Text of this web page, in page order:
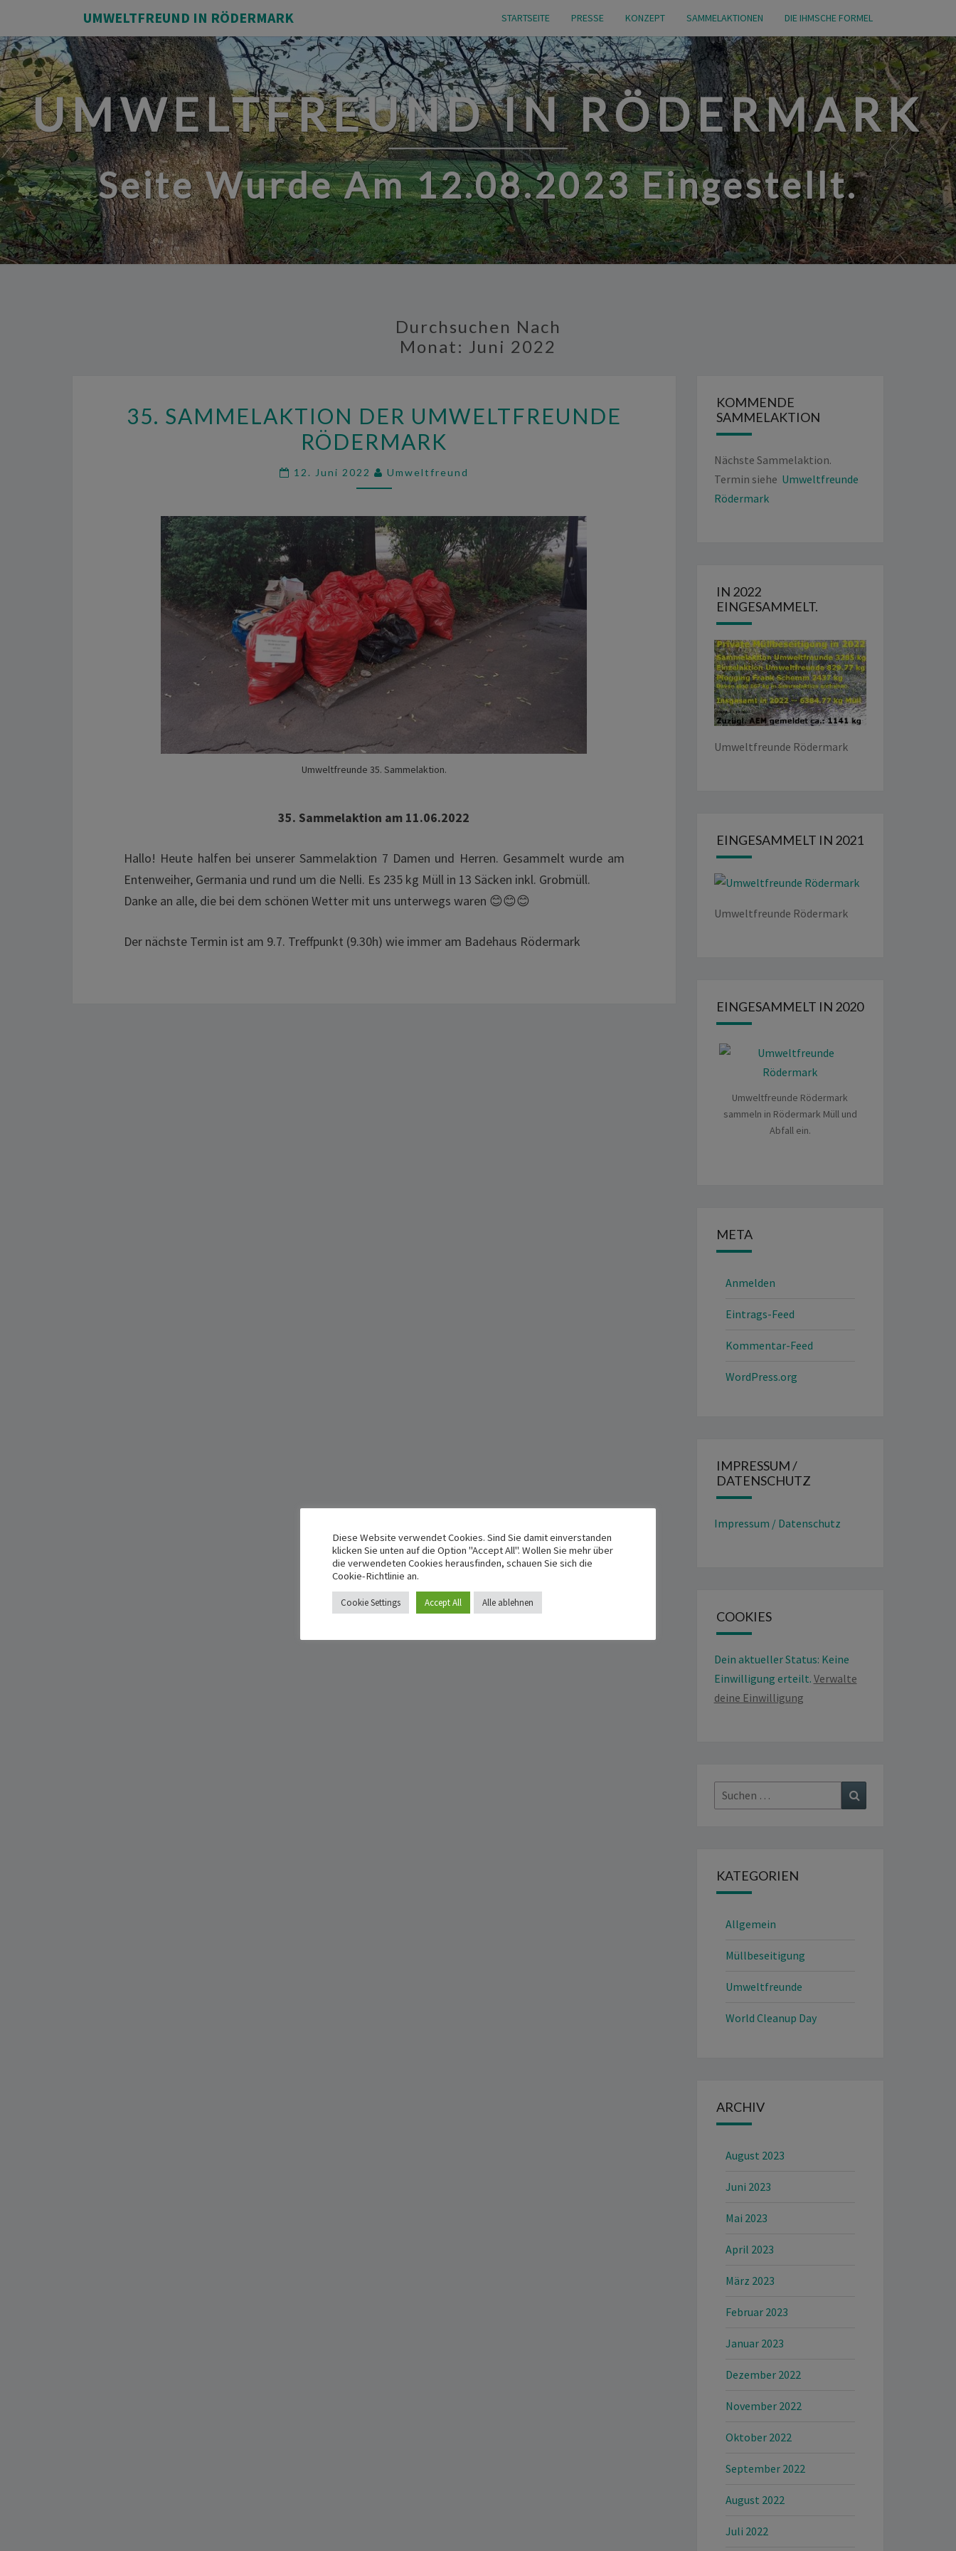
UMWELTFREUND IN RÖDERMARK STARTSEITE PRESSE KONZEPT SAMMELAKTIONEN DIE IHMSCHE FORMEL
UMWELTFREUND IN RÖDERMARK
Seite Wurde Am 12.08.2023 Eingestellt.
Durchsuchen Nach
Monat: Juni 2022
SAMMELAKTION
DER
RÖDERMARK
35. SAMMELAKTION DER UMWELTFREUNDE
RÖDERMARK
12. Juni 2022 Umweltfreund
Umweltfreunde 35. Sammelaktion.
35. Sammelaktion am 11.06.2022
Hallo! Heute halfen bei unserer Sammelaktion 7 Damen und Herren. Gesammelt wurde am
Entenweiher, Germania und rund um die Nelli. Es 235 kg Müll in 13 Säcken inkl. Grobmüll.
Danke an alle, die bei dem schönen Wetter mit uns unterwegs waren 😊😊😊
Der nächste Termin ist am 9.7. Treffpunkt (9.30h) wie immer am Badehaus Rödermark
KOMMENDE
SAMMELAKTION
Nächste Sammelaktion.
Termin siehe Umweltfreunde
Rödermark
IN 2022
EINGESAMMELT.
Umweltfreunde Rödermark
EINGESAMMELT IN 2021
Umweltfreunde Rödermark
EINGESAMMELT IN 2020
Umweltfreunde Rödermark
sammeln in Rödermark Müll und
Abfall ein.
META
Anmelden
Eintrags-Feed
Kommentar-Feed
WordPress.org
IMPRESSUM /
DATENSCHUTZ
Impressum / Datenschutz
COOKIES
Dein aktueller Status: Keine
Einwilligung erteilt. Verwalte
deine Einwilligung
Suchen
nach:
KATEGORIEN
Allgemein
Müllbeseitigung
Umweltfreunde
World Cleanup Day
ARCHIV
August 2023
Juni 2023
Mai 2023
April 2023
März 2023
Februar 2023
Januar 2023
Dezember 2022
November 2022
Oktober 2022
September 2022
August 2022
Juli 2022
Diese Website verwendet Cookies. Sind Sie damit einverstanden
klicken Sie unten auf die Option "Accept All". Wollen Sie mehr über
die verwendeten Cookies herausfinden, schauen Sie sich die
Cookie-Richtlinie an.
Cookie Settings Accept All Alle ablehnen